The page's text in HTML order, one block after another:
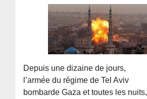
Depuis une dizaine de jours,
l’armée du régime de Tel Aviv
bombarde Gaza et toutes les nuits,